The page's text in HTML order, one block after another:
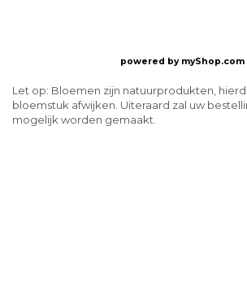
powered by myShop.com
Let op: Bloemen zijn natuurprodukten,
bloemstuk afwijken. Uiteraard zal uw
mogelijk worden gemaakt.